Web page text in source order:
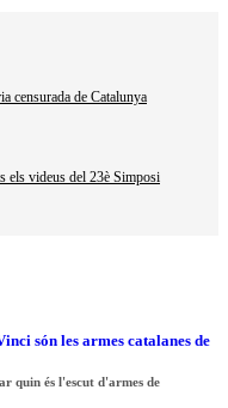
censurada de Catalunya
els videus del 23è Simposi
són les armes catalanes de
quin és l'escut d'armes de